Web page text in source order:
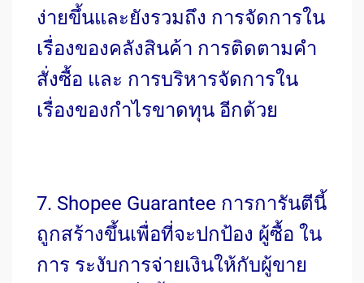
ง่ายขึ้นและยังรวมถึง การจัดการใน
เรื่องของคลังสินค้า การติดตามคำ
สั่งซื้อ และ การบริหารจัดการใน
เรื่องของกำไรขาดทุน อีกด้วย
7. Shopee Guarantee การการันตีนี้
ถูกสร้างขึ้นเพื่อที่จะปกป้อง ผู้ซื้อ ใน
การ ระงับการจ่ายเงินให้กับผู้ขาย